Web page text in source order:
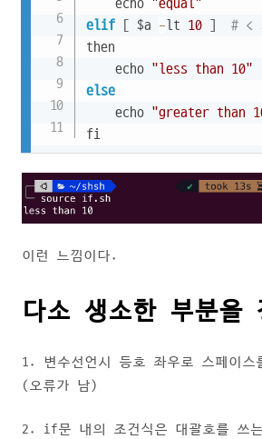
    echo
"equal"
elif
[ $a -lt 10 ]
# <
then
    echo
"less than 10"
else
    echo
"greater than
fi
이런 느낌이다.
다소 생소한 부분을
1. 변수선언시 등호 좌우로 스페이
(오류가 남)
2. if문 내의 조건식은 대괄호를 쓰